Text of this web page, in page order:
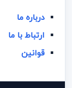
درباره ما
ارتباط با ما
قوانین